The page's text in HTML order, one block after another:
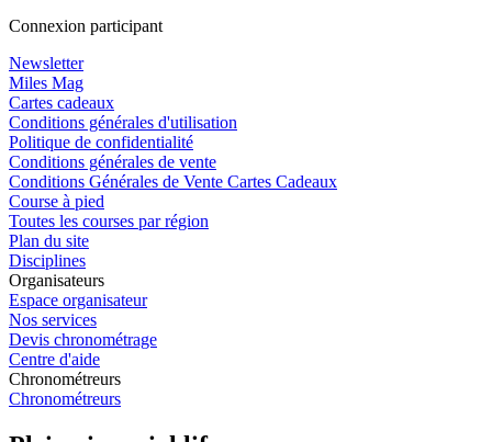
Connexion participant
Newsletter
Miles Mag
Cartes cadeaux
Conditions générales d'utilisation
Politique de confidentialité
Conditions générales de vente
Conditions Générales de Vente Cartes Cadeaux
Course à pied
Toutes les courses par région
Plan du site
Disciplines
Organisateurs
Espace organisateur
Nos services
Devis chronométrage
Centre d'aide
Chronométreurs
Chronométreurs